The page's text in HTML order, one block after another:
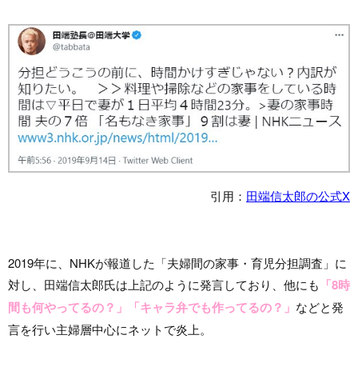
引用： 田端信太郎の公式X
2019年に、NHKが報道した「夫婦間の家事・育児分担調査」に
対し、田端信太郎氏は上記のように発言しており、他にも 「8時
間も何やってるの？」「キャラ弁でも作ってるの？」 などと発
言を行い主婦層中心にネットで炎上。